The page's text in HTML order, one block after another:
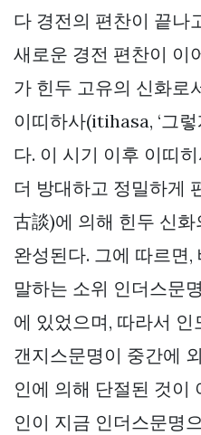
다 경전의 편찬이 끝나
새로운 경전 편찬이 이
가 힌두 고유의 신화로
이띠하사(itihasa, ‘그
다. 이 시기 이후 이띠
더 방대하고 정밀하게
古談)에 의해 힌두 신
완성된다. 그에 따르면
말하는 소위 인더스문
에 있었으며, 따라서
갠지스문명이 중간에
인에 의해 단절된 것이
인이 지금 인더스문명